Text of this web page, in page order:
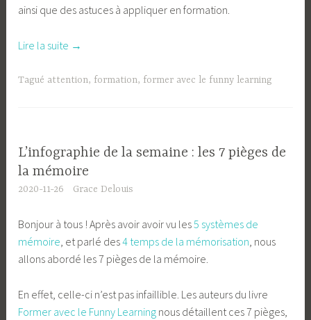
ainsi que des astuces à appliquer en formation.
Lire la suite « L’infographie
la
modèle
de
l’attention
Posner »
→
Tagué attention, formation, former avec le funny learning
L’infographie de la semaine : les 7 pièges de
la mémoire
2020-11-26 Grace Delouis
Bonjour à tous ! Après avoir avoir vu les5 systèmes de
mémoire, et parlé des4 temps de la mémorisation, nous
allons abordé les 7 pièges de la mémoire.
En effet, celle-ci n’est pas infaillible. Les auteurs du livre
Former avec le Funny Learning nous détaillent ces 7 pièges,